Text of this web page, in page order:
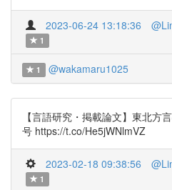
2023-06-24 13:18:36
1
1 @wakamaru1025
【言語研究・掲載論文】東北方
号 https://t.co/He5jWNlmVZ
2023-02-18 09:38:56
1